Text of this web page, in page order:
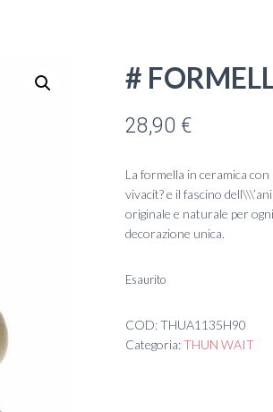
#
28,90 €
La formella in ceramica
vivacit? e il fascino
originale e naturale per
decorazione unica.
Esaurito
COD:THUA1135H90
Categoria:THUN WAIT